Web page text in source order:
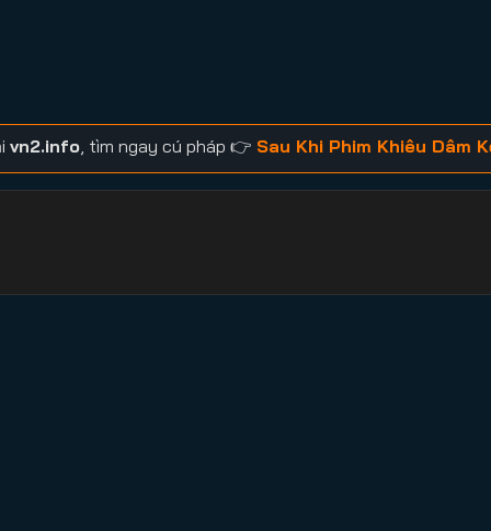
vn2.info, tìm ngay cú pháp 👉 Sau Khi Phim Khiêu Dâm